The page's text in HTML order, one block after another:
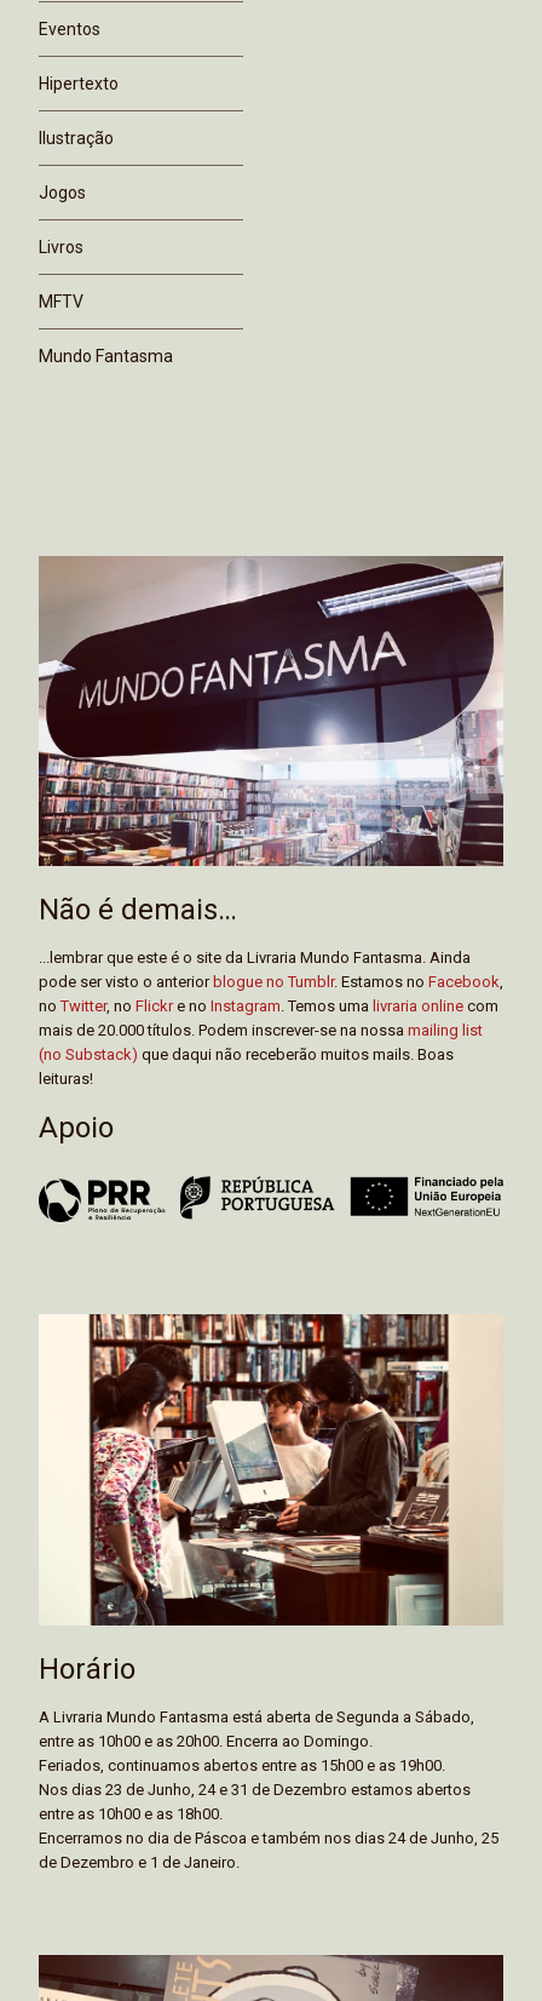
Eventos
Hipertexto
Ilustração
Jogos
Livros
MFTV
Mundo Fantasma
Não é demais…
...lembrar que este é o site da Livraria Mundo Fantasma. Ainda
pode ser visto o anterior blogue no Tumblr. Estamos no Facebook,
noTwitter, no Flickre no Instagram. Temos uma livraria online com
mais de 20.000 títulos. Podem inscrever-se na nossa mailing list
(no Substack) que daqui não receberão muitos mails. Boas
leituras!
Apoio
Horário
A Livraria Mundo Fantasma está aberta de Segunda a Sábado,
entre as 10h00 e as 20h00. Encerra ao Domingo.
Feriados, continuamos abertos entre as 15h00 e as 19h00.
Nos dias 23 de Junho, 24 e 31 de Dezembro estamos abertos
entre as 10h00 e as 18h00.
Encerramos no dia de Páscoa e também nos dias 24 de Junho, 25
de Dezembro e 1 de Janeiro.